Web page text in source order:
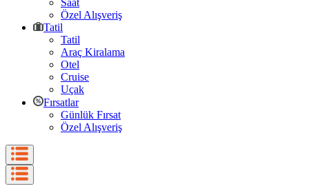
Saat
Özel Alışveriş
Tatil
Tatil
Araç Kiralama
Otel
Cruise
Uçak
Fırsatlar
Günlük Fırsat
Özel Alışveriş